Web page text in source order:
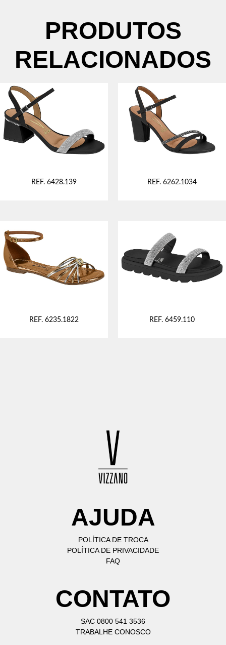
PRODUTOS
RELACIONADOS
REF. 6428.139 REF. 6262.1034
REF. 6235.1822 REF. 6459.110
AJUDA
POLÍTICA DE TROCA
POLÍTICA DE PRIVACIDADE
FAQ
CONTATO
SAC 0800 541 3536
TRABALHE CONOSCO